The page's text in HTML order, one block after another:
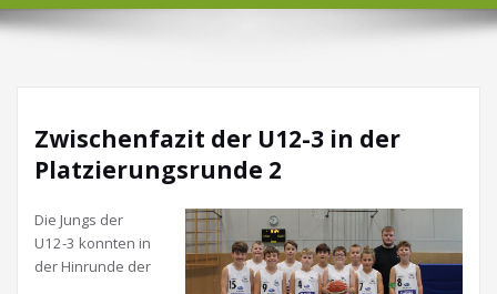
Zwischenfazit der U12-3 in der
Platzierungsrunde 2
Die Jungs der
U12-3 konnten in
der Hinrunde der